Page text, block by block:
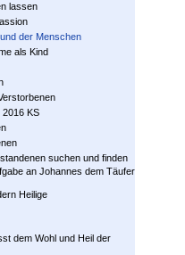
lassen
der Menschen
als Kind
KS
suchen und finden
an Johannes dem Täufer
Heilige
dem Wohl und Heil der